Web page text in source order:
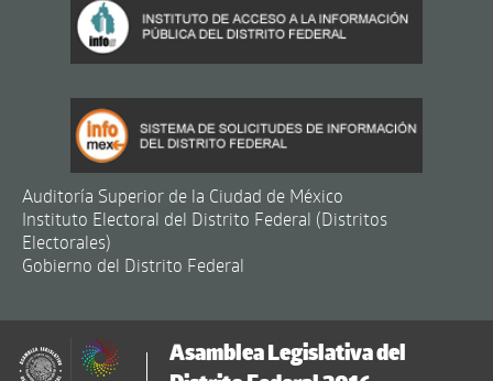
Auditoría Superior de la Ciudad de México
Instituto Electoral del Distrito Federal (Distritos
Electorales)
Gobierno del Distrito Federal
Asamblea Legislativa del